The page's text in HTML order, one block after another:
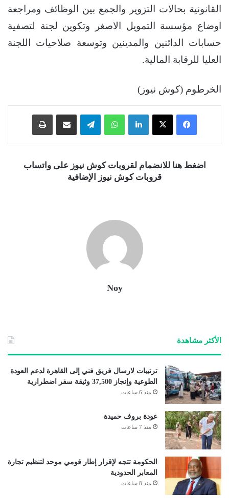
القانونية بحالات التزوير والجمع بين الوظائف ومراجعة
اوضاع مؤسسة التمويل الاصغر وتكوين لجنة لتصفية
حسابات الدائنين والمدينين وتوسعة صلاحيات اللجنة
العليا للرقابة المالية.
الخرطوم (كوش نيوز)
فيسبوك ‫X لينكدإن واتساب تيلقرام
اضغط هنا للانضمام لقروبات كوش نيوز على واتساب
قروبات كوش نيوز الإضافية
Noy
الأكثر مشاهدة
ترتيبات لارسال فريق فني إلى القاهرة لدعم العودة
الطوعية وإنجاز 37,500 وثيقة سفر اضطرارية
منذ 6 ساعات
عودة بروف حميدة
منذ 7 ساعات
الحكومة تتجه لإقرار إطار قومي موحد لتنظيم تجارة
المعابر الحدودية
منذ 8 ساعات